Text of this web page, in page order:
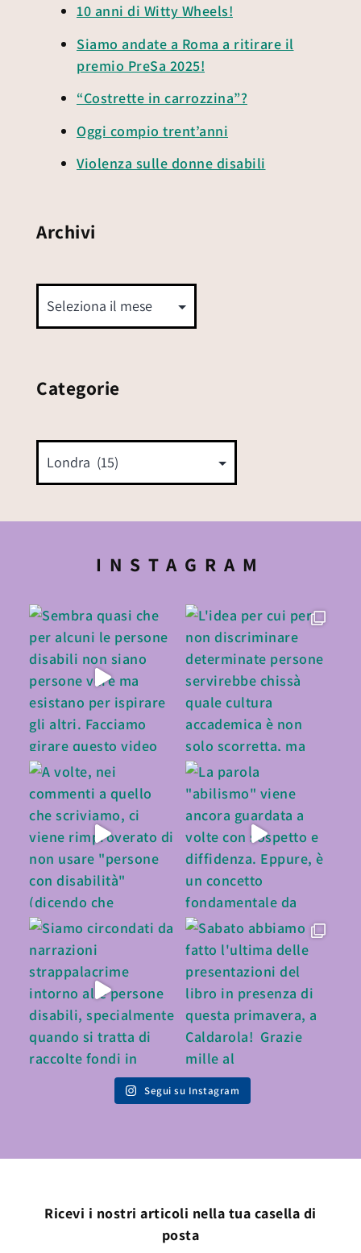
10 anni di Witty Wheels!
Siamo andate a Roma a ritirare il
premio PreSa 2025!
“Costrette in carrozzina”?
Oggi compio trent’anni
Violenza sulle donne disabili
Archivi
Categorie
INSTAGRAM
Segui su Instagram
Ricevi i nostri articoli nella tua casella di
posta